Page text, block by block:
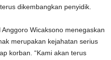
dikembangkan penyidik.
Wicaksono menegaskan
merupakan kejahatan serius
korban. “Kami akan terus